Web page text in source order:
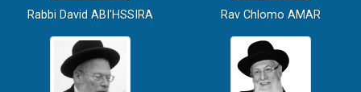
Rabbi David ABI'HSSIRA Rav Chlomo AMAR